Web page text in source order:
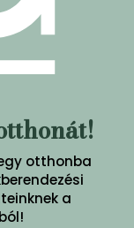
otthonba
a